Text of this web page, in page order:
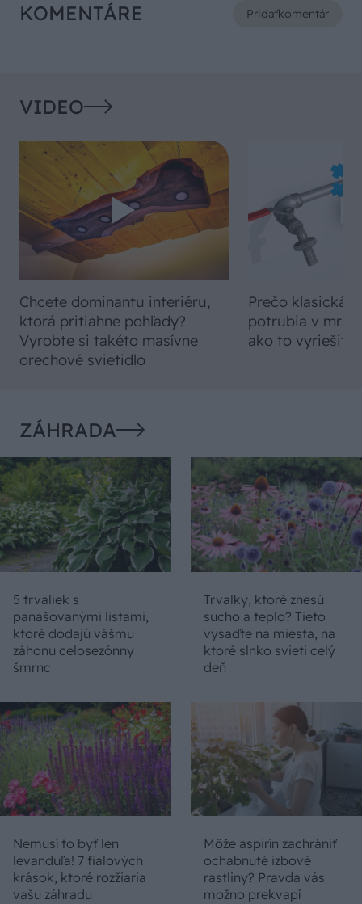
KOMENTÁRE Pridaťkomentár
VIDEO
Chcete dominantu interiéru,
ktorá pritiahne pohľady?
Vyrobte si takéto masívne
orechové svietidlo
Prečo klasická
potrubia v
ako to vyriešiť
ZÁHRADA
5 trvaliek s
panašovanými listami,
ktoré dodajú vášmu
záhonu celosezónny
šmrnc
Trvalky, ktoré znesú
sucho a teplo? Tieto
vysaďte na miesta, na
ktoré slnko svieti celý
deň
Nemusí to byť len
levanduľa! 7 fialových
krások, ktoré rozžiaria
vašu záhradu
Môže aspirín zachrániť
ochabnuté izbové
rastliny? Pravda vás
možno prekvapí